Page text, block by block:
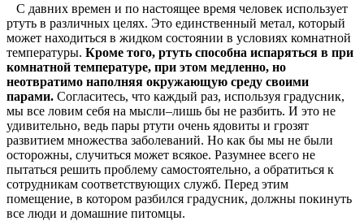
С давних времен и по настоящее время человек использует
ртуть в различных целях. Это единственный метал, который
может находиться в жидком состоянии в условиях комнатной
температуры. Кроме того, ртуть способна испаряться в при
комнатной температуре, при этом медленно, но
неотвратимо наполняя окружающую среду своими
парами. Согласитесь, что каждый раз, используя градусник,
мы все ловим себя на мысли–лишь бы не разбить. И это не
удивительно, ведь пары ртути очень ядовиты и грозят
развитием множества заболеваний. Но как бы мы не были
осторожны, случиться может всякое. Разумнее всего не
пытаться решить проблему самостоятельно, а обратиться к
сотрудникам соответствующих служб. Перед этим
помещение, в котором разбился градусник, должны покинуть
все люди и домашние питомцы.